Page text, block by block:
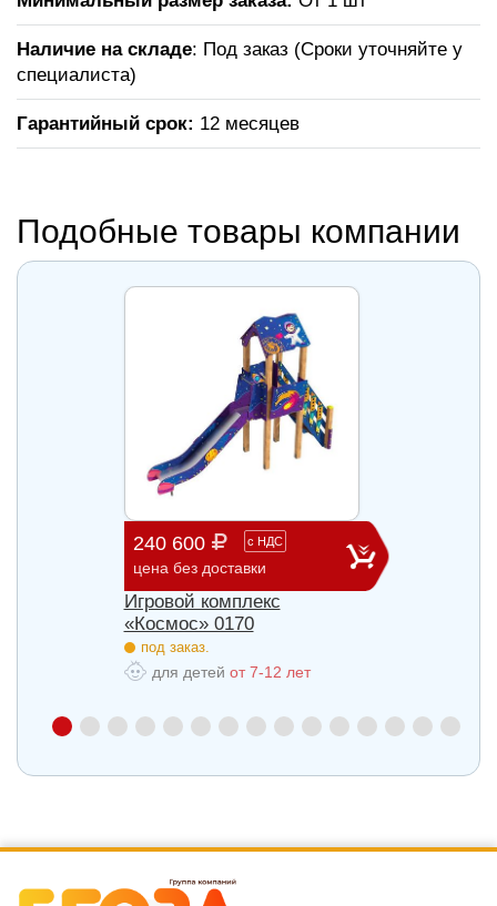
Наличие на складе: Под заказ (Сроки уточняйте у
специалиста)
Гарантийный срок: 12 месяцев
Подобные товары компании
240 600 с НДС
цена без доставки
Игровой комплекс
«Космос» 0170
под заказ.
для детей от 7-12 лет